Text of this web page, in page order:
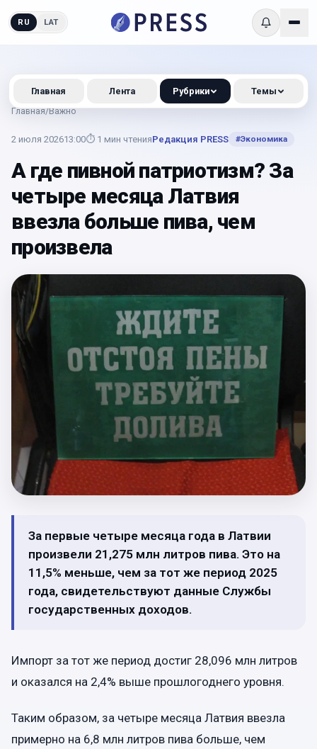
RU LAT
Главная/Важно
2 июля 202613:00⏱ 1 мин чтенияРедакция PRESS #Экономика
А где пивной патриотизм? За
четыре месяца Латвия
ввезла больше пива, чем
произвела
За первые четыре месяца года в Латвии
произвели 21,275 млн литров пива. Это на
11,5% меньше, чем за тот же период 2025
года, свидетельствуют данные Службы
государственных доходов.
Импорт за тот же период достиг 28,096 млн литров
и оказался на 2,4% выше прошлогоднего уровня.
Таким образом, за четыре месяца Латвия ввезла
примерно на 6,8 млн литров пива больше, чем
Главная Лента Рубрики Темы